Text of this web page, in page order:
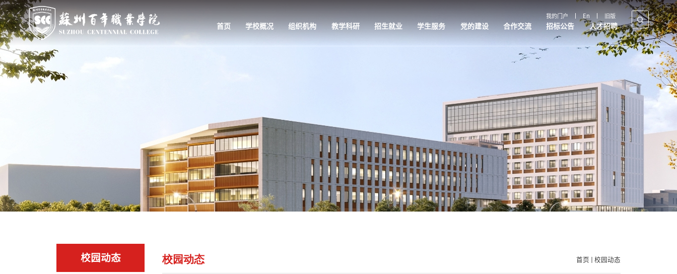
我的门户 En 旧版
首页 学校概况 组织机构 教学科研 招生就业 学生服务 党的建设 合作交流 招标公告 人才招聘
教学条件
科教研究
国际交流
产教融合
政策制度
采购公告
政策解读
规章制度
教师招聘
制度文件
校园动态 首页 校园动态
校园动态